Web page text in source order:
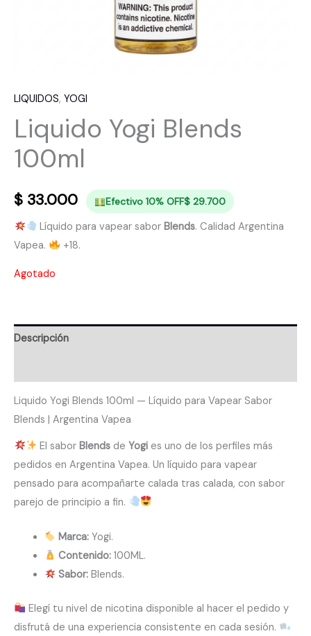
LIQUIDOS, YOGI
Liquido Yogi Blends
100ml
$ 33.000 Efectivo 10% OFF$29.700
Líquido para vapear sabor Blends. Calidad Argentina
Vapea.
+18.
Agotado
Descripción
Liquido Yogi Blends 100ml — Líquido para Vapear Sabor
Blends | Argentina Vapea
El sabor Blends deYogi es uno de los perfiles más
pedidos en Argentina Vapea. Un líquido para vapear
pensado para acompañarte calada tras calada, con sabor
parejo de principio a fin.
Marca: Yogi.
Contenido: 100ML.
Sabor: Blends.
Elegí tu nivel de nicotina disponible al hacer el pedido y
disfrutá de una experiencia consistente en cada sesión.